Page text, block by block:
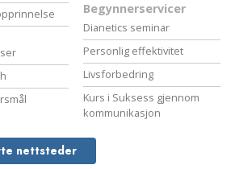
Begynnerservicer
Dianetics seminar
Personlig effektivitet
Livsforbedring
Kurs i Suksess gjennom
kommunikasjon
nettsteder